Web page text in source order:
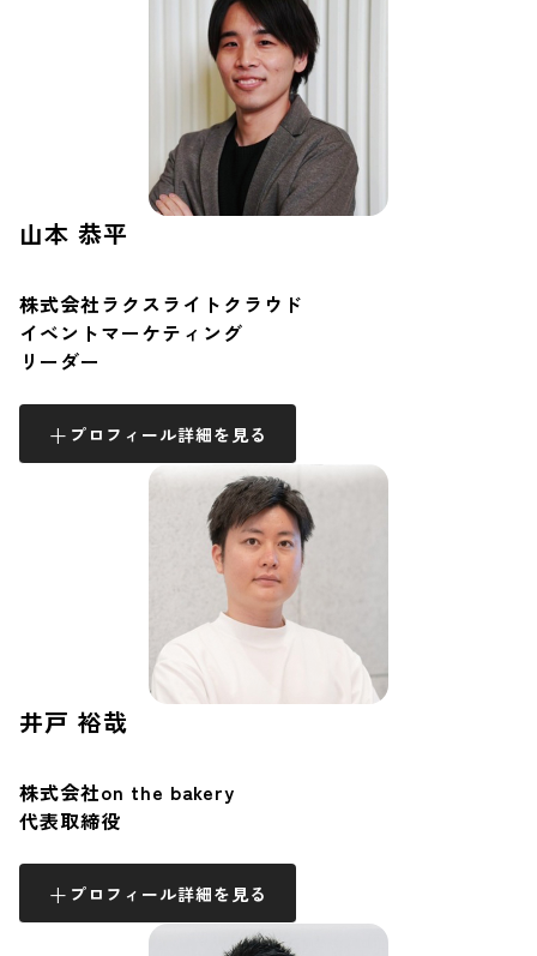
山本 恭平
株式会社ラクスライトクラウド
イベントマーケティング
リーダー
プロフィール詳細を見る
井戸 裕哉
株式会社on the bakery
代表取締役
プロフィール詳細を見る